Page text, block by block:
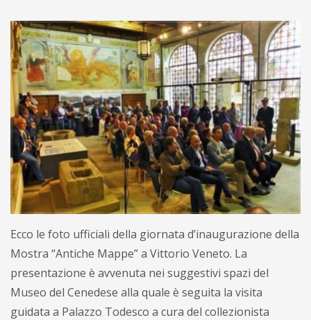
Ecco le foto ufficiali della giornata d’inaugurazione della
Mostra “Antiche Mappe” a Vittorio Veneto. La
presentazione è avvenuta nei suggestivi spazi del
Museo del Cenedese alla quale è seguita la visita
guidata a Palazzo Todesco a cura del collezionista